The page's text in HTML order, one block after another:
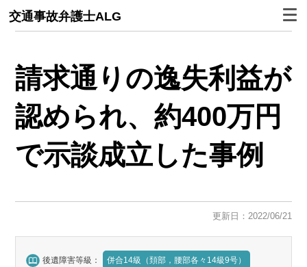
交通事故弁護士ALG
請求通りの逸失利益が
認められ、約400万円
で示談成立した事例
更新日：2022/06/21
後遺障害等級： 併合14級（頚部，腰部各々14級9号）